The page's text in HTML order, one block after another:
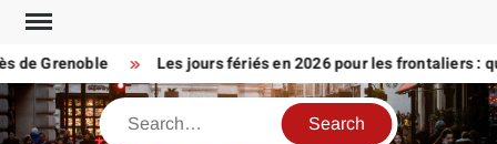
Skip
content
Grenoble Les jours fériés en 2026 pour les frontaliers : que
Search